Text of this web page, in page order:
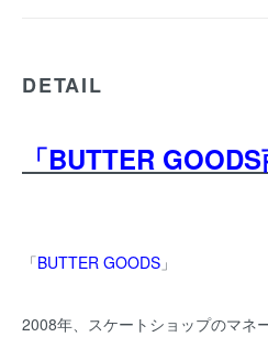
DETAIL
「BUTTER GOODS
「BUTTER GOODS 」
2008年、スケートショップのマネ